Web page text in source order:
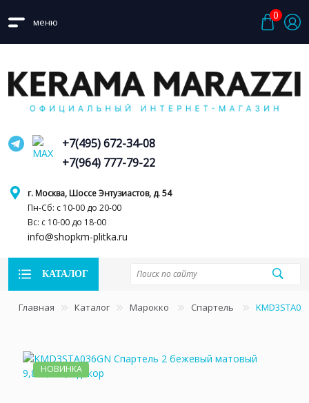
меню
0
г. Москва, Шоссе Энтузиастов, д. 54
Пн-Сб: с 10-00 до 20-00
Вс: с 10-00 до 18-00
info@shopkm-plitka.ru
+7(495) 672-34-08
+7(964) 777-79-22
КАТАЛОГ
Главная Каталог Марокко Спартель
НОВИНКА